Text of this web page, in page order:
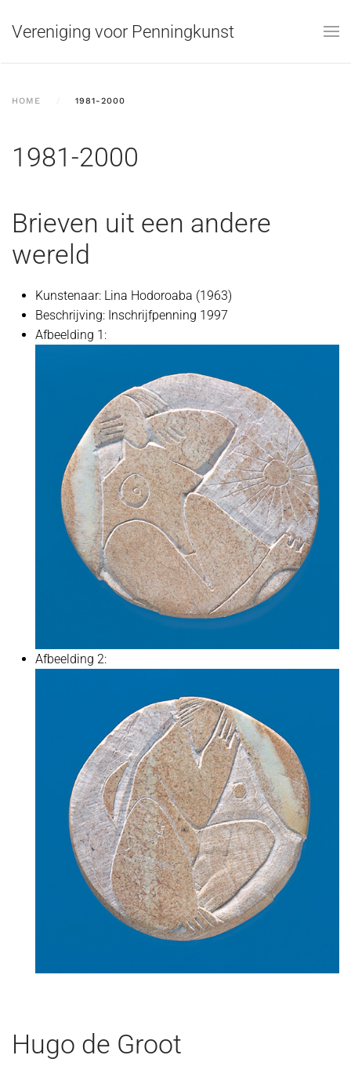
Skip to main content
Vereniging voor Penningkunst
HOME 1981-2000
1981-2000
Brieven uit een andere
wereld
Kunstenaar: Lina Hodoroaba (1963)
Beschrijving: Inschrijfpenning 1997
Afbeelding 1:
Afbeelding 2:
Hugo de Groot